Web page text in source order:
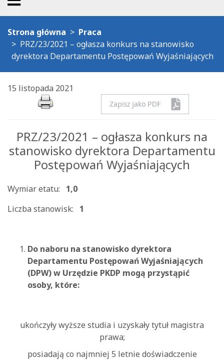
Strona główna
Praca
PRZ/23/2021 – ogłasza konkurs na stanowisko
dyrektora Departamentu Postępowań Wyjaśniających
15 listopada 2021
PRZ/23/2021 – ogłasza konkurs na
stanowisko dyrektora Departamentu
Postępowań Wyjaśniających
Wymiar etatu: 1,0
Liczba stanowisk: 1
Do naboru na stanowisko dyrektora
Departamentu Postępowań Wyjaśniających
(DPW) w Urzędzie PKDP mogą przystąpić
osoby, które:
ukończyły wyższe studia i uzyskały tytuł magistra
prawa;
posiadają co najmniej 5 letnie doświadczenie